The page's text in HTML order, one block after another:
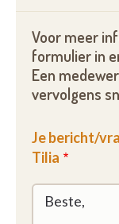
Voor meer
formulier in
Een
vervolgens
Je bericht/
Tilia